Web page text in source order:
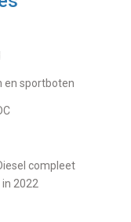
en sportboten
compleet
2022